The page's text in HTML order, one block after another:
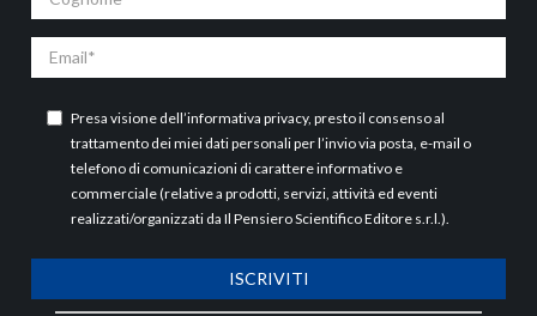
Email
Presa visione dell’informativa privacy, presto il consenso al
trattamento dei miei dati personali per l’invio via posta, e-mail o
telefono di comunicazioni di carattere informativo e
commerciale (relative a prodotti, servizi, attività ed eventi
realizzati/organizzati da Il Pensiero Scientifico Editore s.r.l.).
ISCRIVITI